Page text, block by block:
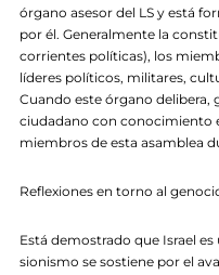
órgano asesor del LS y está
por él. Generalmente la
corrientes políticas), los
líderes políticos, militares,
Cuando este órgano delibera,
ciudadano con conocimiento
miembros de esta asamblea
Reflexiones en torno al
Está demostrado que Israel
sionismo se sostiene por el